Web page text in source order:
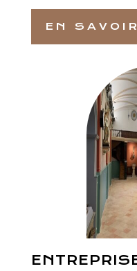
EN